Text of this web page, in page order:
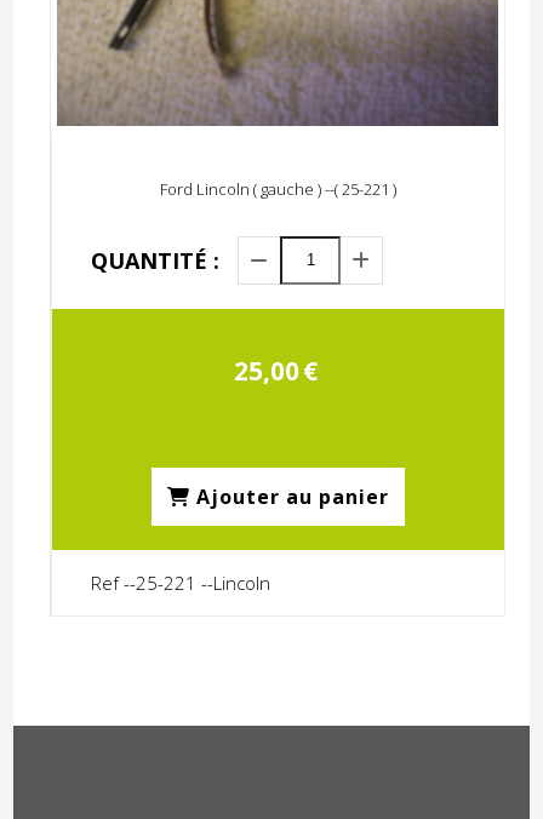
Ford Lincoln ( gauche ) --( 25-221 )
25,00€
QUANTITÉ :
Ajouter au panier
Ref --25-221 --Lincoln